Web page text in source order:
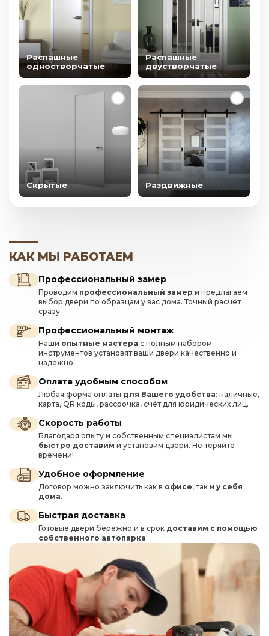
Распашные
одностворчатые
Распашные
двустворчатые
Скрытые Раздвижные
КАК МЫ РАБОТАЕМ
Профессиональный замер
Проводим профессиональный замер и предлагаем
выбор двери по образцам у вас дома. Точный расчёт
сразу.
Профессиональный монтаж
Наши опытные мастера с полным набором
инструментов установят ваши двери качественно и
надежно.
Оплата удобным способом
Любая форма оплаты для Вашего удобства: наличные,
карта, QR коды, рассрочка, счёт для юридических лиц.
Скорость работы
Благодаря опыту и собственным специалистам мы
быстро доставим и установим двери. Не теряйте
времени!
Удобное оформление
Договор можно заключить как в офисе, так и у себя
дома.
Быстрая доставка
Готовые двери бережно и в срок доставим с помощью
собственного автопарка.